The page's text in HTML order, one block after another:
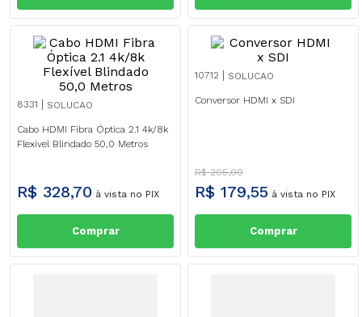
8331 SOLUCAO
Cabo HDMI Fibra Óptica 2.1 4k/8k
Flexível Blindado 50,0 Metros
R$ 328,70 à vista no PIX
Comprar
10712 SOLUCAO
Conversor HDMI x SDI
R$ 205,00
R$ 179,55 à vista no PIX
Comprar